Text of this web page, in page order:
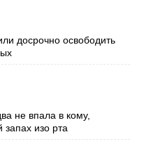
досрочно освободить
не впала в кому,
запах изо рта